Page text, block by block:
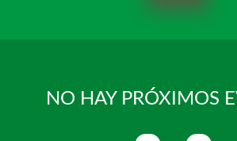
NO HAY PRÓXIMOS